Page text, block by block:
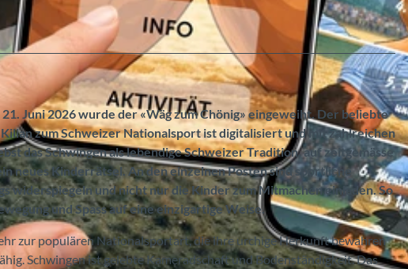
Juni 2026 wurde der «Wäg zum Chönig» eingeweiht. Der beliebte
zum Schweizer Nationalsport ist digitalisiert und mit zahlreichen
das Schwingen als lebendige Schweizer Tradition, auf zeitgemässe
neues Kinderrätsel. An den einzelnen Posten sind sportliche
und nicht nur die Kinder zum Mitmachen einladen. So
und Spass auf eine einzigartige Weise.
zur populären Nationalsportart, die ihre urchige Herkunft bewahren
Schwingen ist gelebte Kameradschaft und Bodenständigkeit. Das